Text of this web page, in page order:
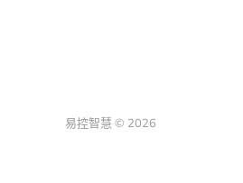
易控智慧 © 2026